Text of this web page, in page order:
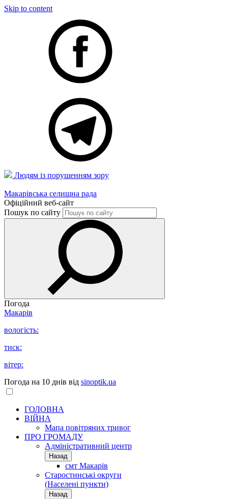
Skip to content
Людям із порушенням зору
Макарівська селищна рада
Офіційний веб-сайт
Пошук по сайту
Погода
Макарів
вологість:
тиск:
вітер:
Погода на 10 днів від sinoptik.ua
ГОЛОВНА
ВІЙНА
Мапа повітряних тривог
ПРО ГРОМАДУ
Aдміністративний центр
Назад
смт Макарів
Старостинські округи
(Населені пункти)
Назад